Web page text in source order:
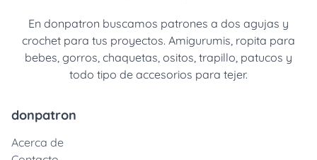
En donpatron buscamos patrones a dos agujas y
crochet para tus proyectos. Amigurumis, ropita para
bebes, gorros, chaquetas, ositos, trapillo, patucos y
todo tipo de accesorios para tejer.
donpatron
Acerca de